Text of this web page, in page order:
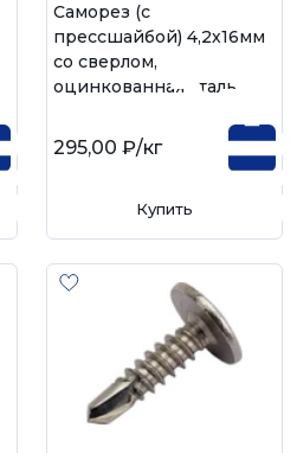
Саморез (с
прессшайбой) 4,2х16мм
со сверлом,
оцинкованная сталь
295,00 ₽/кг
Купить